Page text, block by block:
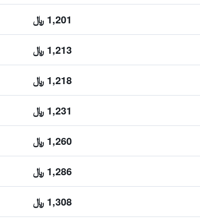
1,201 ﷼
1,213 ﷼
1,218 ﷼
1,231 ﷼
1,260 ﷼
1,286 ﷼
1,308 ﷼